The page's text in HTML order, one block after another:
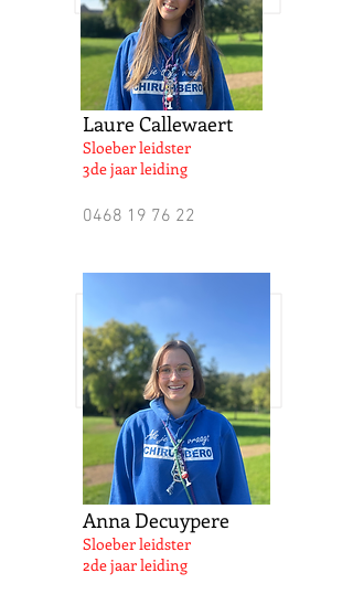
Laure Callewaert
Sloeber leidster
3de jaar leiding
0468 19 76 22
Anna Decuypere
Sloeber leidster
2de jaar leiding